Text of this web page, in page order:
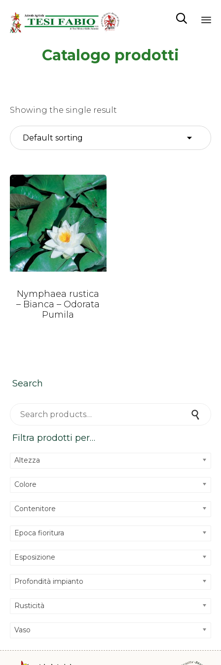

Catalogo prodotti
Showing the single result
Nymphaea rustica
– Bianca – Odorata
Pumila
Search
Filtra prodotti per…
Altezza
Colore
Contenitore
Epoca fioritura
Esposizione
Profondità impianto
Rusticità
Vaso